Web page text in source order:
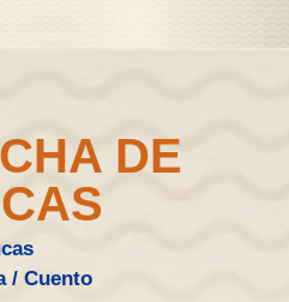
DE
/ Cuento